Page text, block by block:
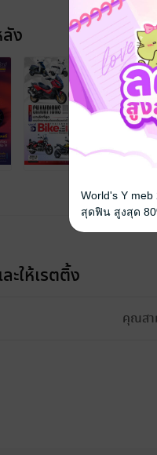
ง
ะให้เรตติ้ง
คุณสา
World's Y
สุดฟิน สูงสุด